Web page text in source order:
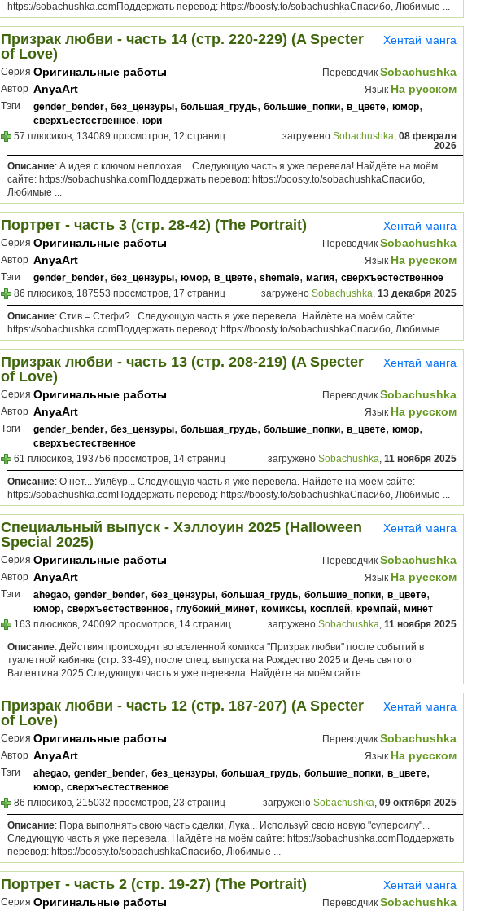
https://sobachushka.comПоддержать перевод: https://boosty.to/sobachushkaСпасибо, Любимые ...
Хентай манга
Призрак любви - часть 14 (стр. 220-229) (A Specter
of Love)
Серия Оригинальные работы Переводчик Sobachushka
Автор AnyaArt Язык На русском
Тэги gender_bender, без_цензуры, большая_грудь, большие_попки, в_цвете, юмор,
сверхъестественное, юри
57 плюсиков, 134089 просмотров, 12 страниц
загружено Sobachushka, 08 февраля
2026
Описание: А идея с ключом неплохая... Следующую часть я уже перевела! Найдёте на моём
сайте: https://sobachushka.comПоддержать перевод: https://boosty.to/sobachushkaСпасибо,
Любимые ...
Хентай манга
Портрет - часть 3 (стр. 28-42) (The Portrait)
Серия Оригинальные работы Переводчик Sobachushka
Автор AnyaArt Язык На русском
Тэги gender_bender, без_цензуры, юмор, в_цвете, shemale, магия, сверхъестественное
86 плюсиков, 187553 просмотров, 17 страниц
загружено Sobachushka, 13 декабря 2025
Описание: Стив = Стефи?.. Следующую часть я уже перевела. Найдёте на моём сайте:
https://sobachushka.comПоддержать перевод: https://boosty.to/sobachushkaСпасибо, Любимые ...
Хентай манга
Призрак любви - часть 13 (стр. 208-219) (A Specter
of Love)
Серия Оригинальные работы Переводчик Sobachushka
Автор AnyaArt Язык На русском
Тэги gender_bender, без_цензуры, большая_грудь, большие_попки, в_цвете, юмор,
сверхъестественное
61 плюсиков, 193756 просмотров, 14 страниц
загружено Sobachushka, 11 ноября 2025
Описание: О нет... Уилбур... Следующую часть я уже перевела. Найдёте на моём сайте:
https://sobachushka.comПоддержать перевод: https://boosty.to/sobachushkaСпасибо, Любимые ...
Хентай манга
Специальный выпуск - Хэллоуин 2025 (Halloween
Special 2025)
Серия Оригинальные работы Переводчик Sobachushka
Автор AnyaArt Язык На русском
Тэги ahegao, gender_bender, без_цензуры, большая_грудь, большие_попки, в_цвете,
юмор, сверхъестественное, глубокий_минет, комиксы, косплей, кремпай, минет
163 плюсиков, 240092 просмотров, 14 страниц
загружено Sobachushka, 11 ноября 2025
Описание: Действия происходят во вселенной комикса "Призрак любви" после событий в
туалетной кабинке (стр. 33-49), после спец. выпуска на Рождество 2025 и День святого
Валентина 2025 Следующую часть я уже перевела. Найдёте на моём сайте:...
Хентай манга
Призрак любви - часть 12 (стр. 187-207) (A Specter
of Love)
Серия Оригинальные работы Переводчик Sobachushka
Автор AnyaArt Язык На русском
Тэги ahegao, gender_bender, без_цензуры, большая_грудь, большие_попки, в_цвете,
юмор, сверхъестественное
86 плюсиков, 215032 просмотров, 23 страниц
загружено Sobachushka, 09 октября 2025
Описание: Пора выполнять свою часть сделки, Лука... Используй свою новую "суперсилу"...
Следующую часть я уже перевела. Найдёте на моём сайте: https://sobachushka.comПоддержать
перевод: https://boosty.to/sobachushkaСпасибо, Любимые ...
Хентай манга
Портрет - часть 2 (стр. 19-27) (The Portrait)
Серия Оригинальные работы Переводчик Sobachushka